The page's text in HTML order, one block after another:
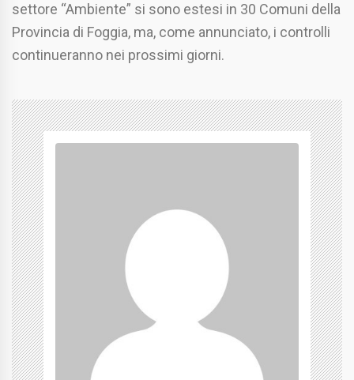
settore “Ambiente” si sono estesi in 30 Comuni della
Provincia di Foggia, ma, come annunciato, i controlli
continueranno nei prossimi giorni.